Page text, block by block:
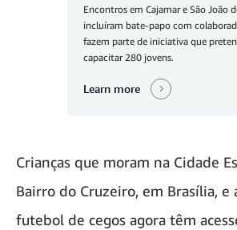
Encontros em Cajamar e São João
incluíram bate-papo com
fazem parte de iniciativa que
capacitar 280 jovens.
Learn more
Crianças que moram na Cidade
Bairro do Cruzeiro, em Brasília, e
futebol de cegos agora têm